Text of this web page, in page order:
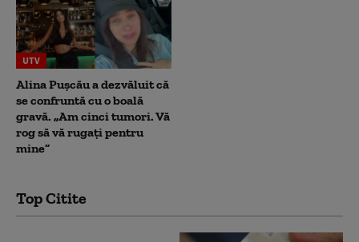
UTV
Alina Pușcău a dezvăluit că
se confruntă cu o boală
gravă. „Am cinci tumori. Vă
rog să vă rugați pentru
mine”
Top Citite